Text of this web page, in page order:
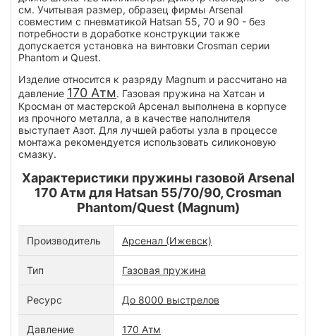
см. Учитывая размер, образец фирмы Arsenal
совместим с пневматикой Hatsan 55, 70 и 90 - без
потребности в доработке конструкции также
допускается установка на винтовки Crosman серии
Phantom и Quest.
Изделие относится к разряду Magnum и рассчитано на
давление 170 Атм. Газовая пружина на Хатсан и
Кросман от мастерской Арсенал выполнена в корпусе
из прочного металла, а в качестве наполнителя
выступает Азот. Для лучшей работы узла в процессе
монтажа рекомендуется использовать силиконовую
смазку.
Характеристики пружины газовой Arsenal
170 Атм для Hatsan 55/70/90, Crosman
Phantom/Quest (Magnum)
Производитель Арсенал (Ижевск)
Тип Газовая пружина
Ресурс До 8000 выстрелов
Давление 170 Атм